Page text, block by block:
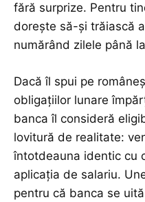
fără surprize. Pentru
dorește să-și trăiască
numărând zilele până
Dacă îl spui pe
obligațiilor lunare
banca îl consideră
lovitură de realitate:
întotdeauna identic cu
aplicația de salariu.
pentru că banca se